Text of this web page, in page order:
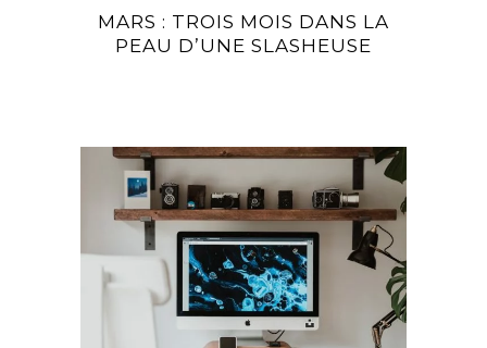
MARS : TROIS MOIS DANS LA
PEAU D’UNE SLASHEUSE